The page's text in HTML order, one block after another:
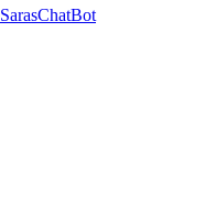
SarasChatBot